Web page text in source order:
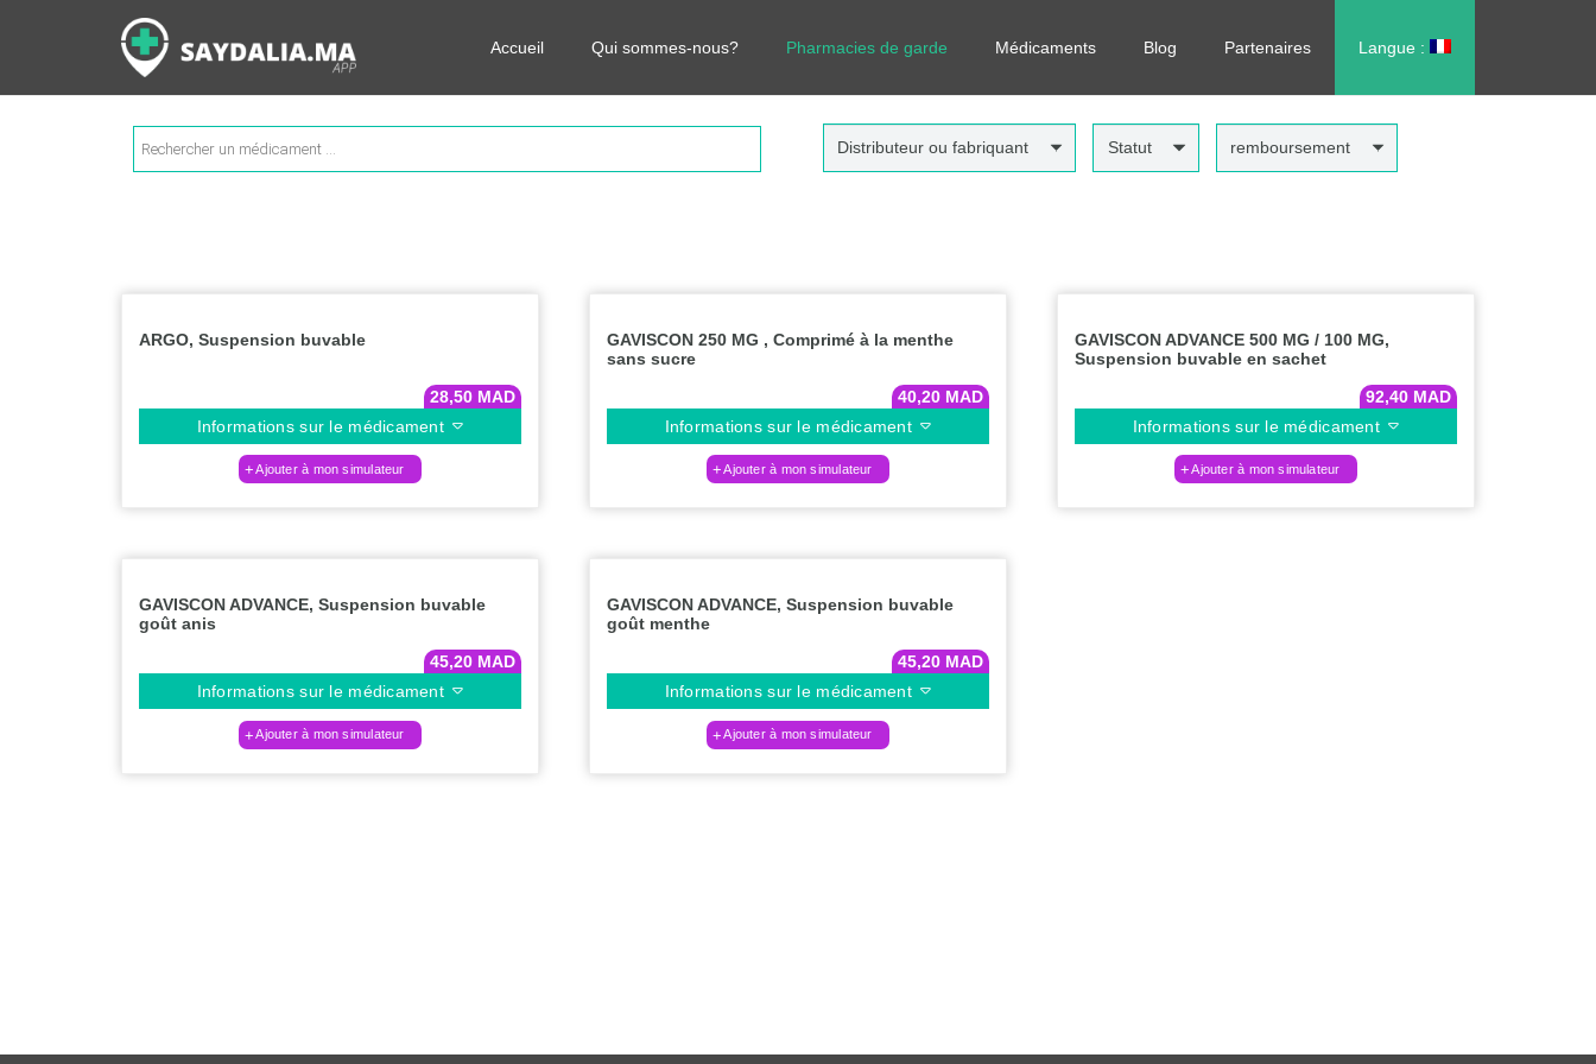
Accueil Qui sommes-nous? Pharmacies de garde Médicaments Blog Partenaires Langue :
Rechercher les informations sur vos médicaments, leurs prix et estimer ainsi le coût total de votre ordonnance, sans vous déplacer !
Recherche
de
produits
Distributeur ou fabriquant Statut remboursement
ARGO, Suspension buvable
28,50 MAD
Informations sur le médicament
Ajouter à mon simulateur
GAVISCON 250 MG , Comprimé à la menthe
sans sucre
40,20 MAD
Informations sur le médicament
Ajouter à mon simulateur
GAVISCON ADVANCE 500 MG / 100 MG,
Suspension buvable en sachet
92,40 MAD
Informations sur le médicament
Ajouter à mon simulateur
GAVISCON ADVANCE, Suspension buvable
goût anis
45,20 MAD
Informations sur le médicament
Ajouter à mon simulateur
GAVISCON ADVANCE, Suspension buvable
goût menthe
45,20 MAD
Informations sur le médicament
Ajouter à mon simulateur